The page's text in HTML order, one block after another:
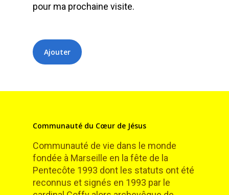
pour ma prochaine visite.
Communauté du Cœur de Jésus
Communauté de vie dans le monde
fondée à Marseille en la fête de la
Pentecôte 1993 dont les statuts ont été
reconnus et signés en 1993 par le